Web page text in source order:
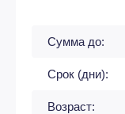
Сумма до:
Срок (дни):
Возраст: